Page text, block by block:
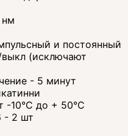
и постоянный
(исключают
- 5 минут
-10°С до + 50°С
- 2 шт